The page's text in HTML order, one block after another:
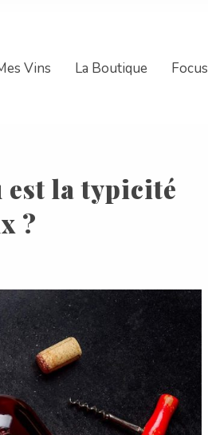
Vins La Boutique Focus
est la typicité
?